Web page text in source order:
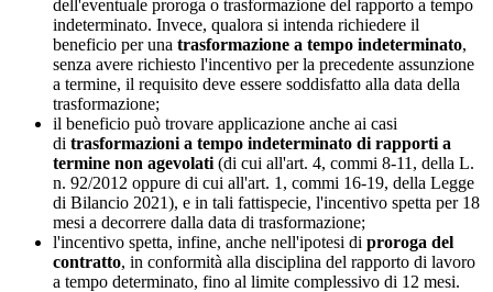
dell'eventuale proroga o trasformazione del rapporto a tempo
indeterminato. Invece, qualora si intenda richiedere il
beneficio per una trasformazione a tempo indeterminato,
senza avere richiesto l'incentivo per la precedente assunzione
a termine, il requisito deve essere soddisfatto alla data della
trasformazione;
il beneficio può trovare applicazione anche ai casi
di trasformazioni a tempo indeterminato di rapporti a
termine non agevolati (di cui all'art. 4, commi 8-11, della L.
n. 92/2012 oppure di cui all'art. 1, commi 16-19, della Legge
di Bilancio 2021), e in tali fattispecie, l'incentivo spetta per 18
mesi a decorrere dalla data di trasformazione;
l'incentivo spetta, infine, anche nell'ipotesi di proroga del
contratto, in conformità alla disciplina del rapporto di lavoro
a tempo determinato, fino al limite complessivo di 12 mesi.